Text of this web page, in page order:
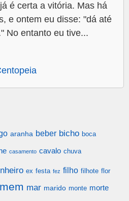
é certa a vitória. Mas há
e ontem eu disse: "dá até
No entanto eu tive...
aranha beber bicho boca
casamento cavalo chuva
ex festa fez filho filhote flor
mar marido monte morte